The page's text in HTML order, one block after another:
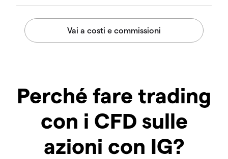
Perché fare trading
con i CFD sulle
azioni con IG?